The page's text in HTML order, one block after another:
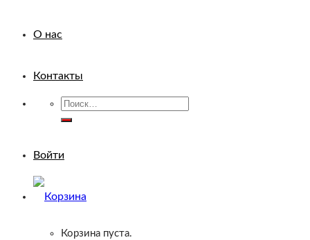
О нас
Контакты
Искать:
Войти
Корзина пуста.